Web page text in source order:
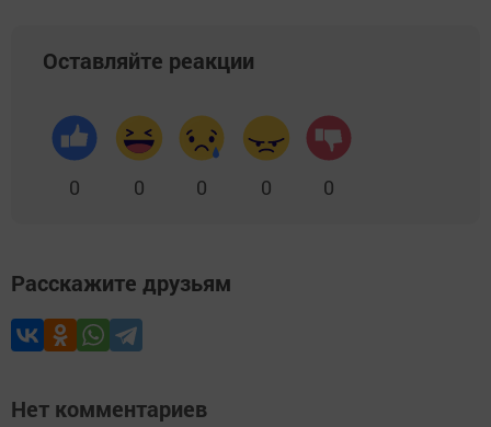
Оставляйте реакции
0 0 0 0 0
Расскажите друзьям
Нет комментариев